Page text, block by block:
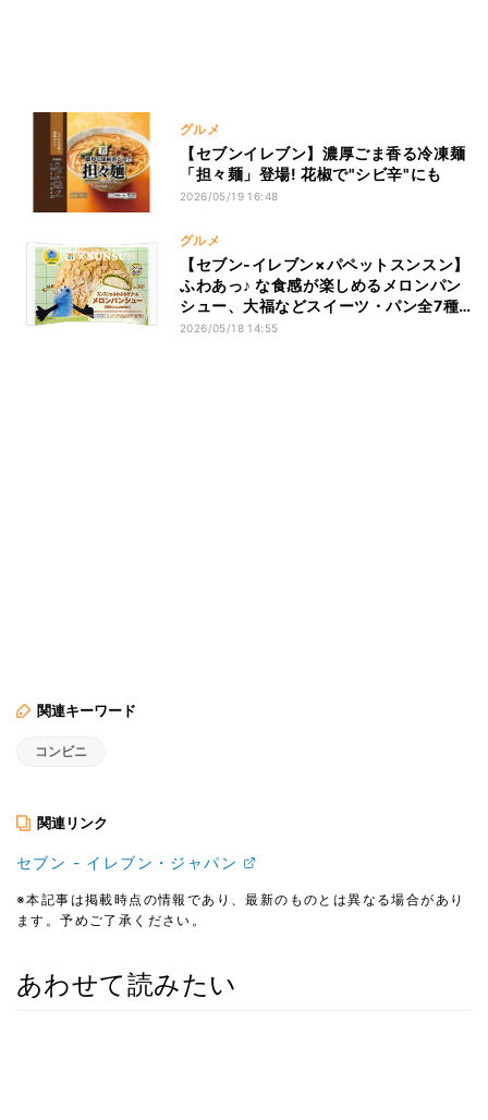
グルメ
【セブンイレブン】濃厚ごま香る冷凍麺
「担々麺」登場! 花椒で"シビ辛"にも
2026/05/19 16:48
グルメ
【セブン‐イレブン×パペットスンスン】
ふわあっ♪ な食感が楽しめるメロンパン
シュー、大福などスイーツ・パン全7種
発売
2026/05/18 14:55
関連キーワード
コンビニ
関連リンク
セブン - イレブン・ジャパン
※本記事は掲載時点の情報であり、最新のものとは異なる場合があり
ます。予めご了承ください。
あわせて読みたい